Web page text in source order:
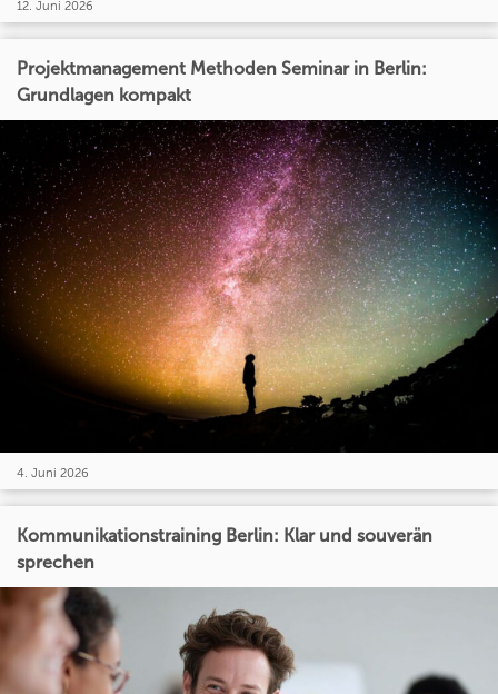
12. Juni 2026
Projektmanagement Methoden Seminar in Berlin:
Grundlagen kompakt
4. Juni 2026
Kommunikationstraining Berlin: Klar und souverän
sprechen